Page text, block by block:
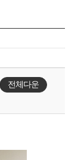
전체다운